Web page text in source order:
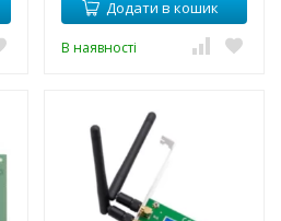
Додати в кошик
В наявності